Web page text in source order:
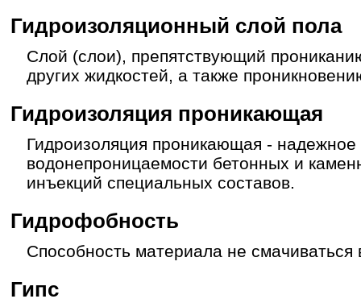
Гидроизоляционный слой пола
Слой (слои), препятствующий
других жидкостей, а также
Гидроизоляция проникающая
Гидроизоляция проникающая - надежное
водонепроницаемости бетонных и
инъекций специальных составов.
Гидрофобность
Способность материала не смачиваться
Гипс